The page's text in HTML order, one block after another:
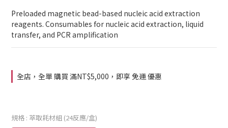
Preloaded magnetic bead-based nucleic acid extraction
reagents. Consumables for nucleic acid extraction, liquid
transfer, and PCR amplification
全店，全單 購買 滿NT$5,000，即享 免運 優惠
規格 : 萃取耗材組 (24反應/盒)